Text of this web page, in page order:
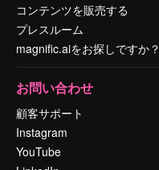
コンテンツを販売する
プレスルーム
magnific.aiをお探しですか？
お問い合わせ
顧客サポート
Instagram
YouTube